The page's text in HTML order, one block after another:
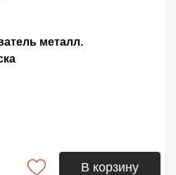
металл.
В корзину